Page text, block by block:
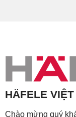
HÄFELE
Chào mừng quý